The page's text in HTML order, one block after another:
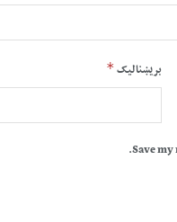
بریښنالیک*
Save